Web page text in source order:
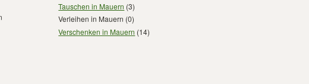
Tauschen in Mauern (3)
Verleihen in Mauern (0)
Verschenken in Mauern (14)